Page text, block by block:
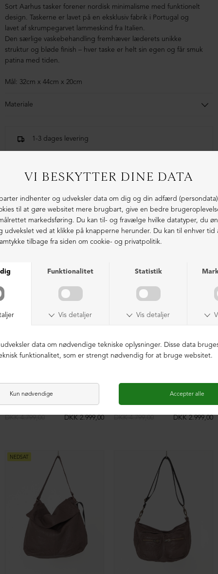
Sort Aarhus tasker forener nordisk minimalisme med funktionelt
design. Taskerne er lavet på en eksklusiv fabrik i Portugal og
lavet af skrumpegarvet lammeskind fra Italien.
Den særlige vaskebehandling fremhæver læderets unikke
struktur og bløde finish – hver taske er helt sin egen og får smuk
patina med tiden.
Mål: 32cm x 44cm x 20cm
Materiale
1-3 dages levering
LIGNENDE PRODUKTER
Rummelig skuldertaske med pels
DKK 2.999,00
Rummelig skuldertaske med pels
DKK 2.999,00
NEDSAT